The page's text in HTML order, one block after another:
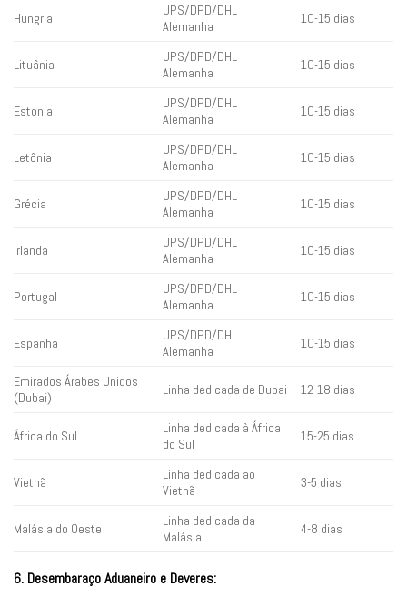
Hungria
UPS/DPD/DHL
Alemanha
10-15 dias
Lituânia
UPS/DPD/DHL
Alemanha
10-15 dias
Estonia
UPS/DPD/DHL
Alemanha
10-15 dias
Letônia
UPS/DPD/DHL
Alemanha
10-15 dias
Grécia
UPS/DPD/DHL
Alemanha
10-15 dias
Irlanda
UPS/DPD/DHL
Alemanha
10-15 dias
Portugal
UPS/DPD/DHL
Alemanha
10-15 dias
Espanha
UPS/DPD/DHL
Alemanha
10-15 dias
Emirados Árabes Unidos
(Dubai)
Linha dedicada de Dubai 12-18 dias
África do Sul
Linha dedicada à África
do Sul
15-25 dias
Vietnã
Linha dedicada ao
Vietnã
3-5 dias
Malásia do Oeste
Linha dedicada da
Malásia
4-8 dias
6. Desembaraço Aduaneiro e Deveres: